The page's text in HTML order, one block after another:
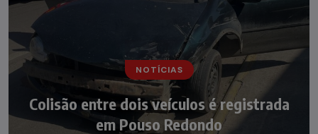
NOTÍCIAS
Colisão entre dois veículos é registrada
em Pouso Redondo
NOTÍCIAS
Irmãos de 7 e 14 anos morrem
atropelados na BR-470 em Pouso
Redondo